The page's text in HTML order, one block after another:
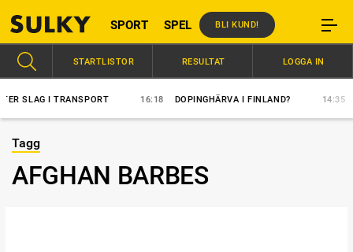
SPORT SPEL BLI KUND!
I TRANSPORT 16:18 DOPINGHÄRVA I FINLAND?
STARTLISTOR RESULTAT LOGGA IN
Tagg
AFGHAN BARBES